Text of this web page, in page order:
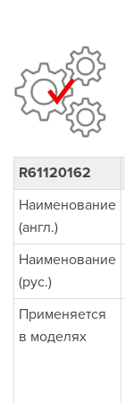
R61120162
Наименование
(англ.)
Наименование
(рус.)
Применяется
в моделях